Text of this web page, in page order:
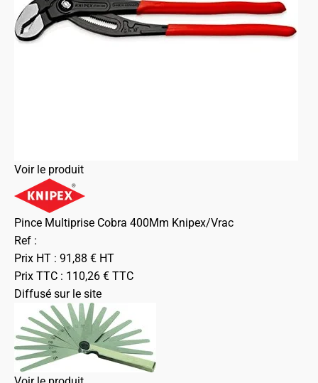
Voir le produit
Pince Multiprise Cobra 400Mm Knipex/Vrac
Ref :
Prix HT : 91,88 € HT
Prix TTC : 110,26 € TTC
Diffusé sur le site